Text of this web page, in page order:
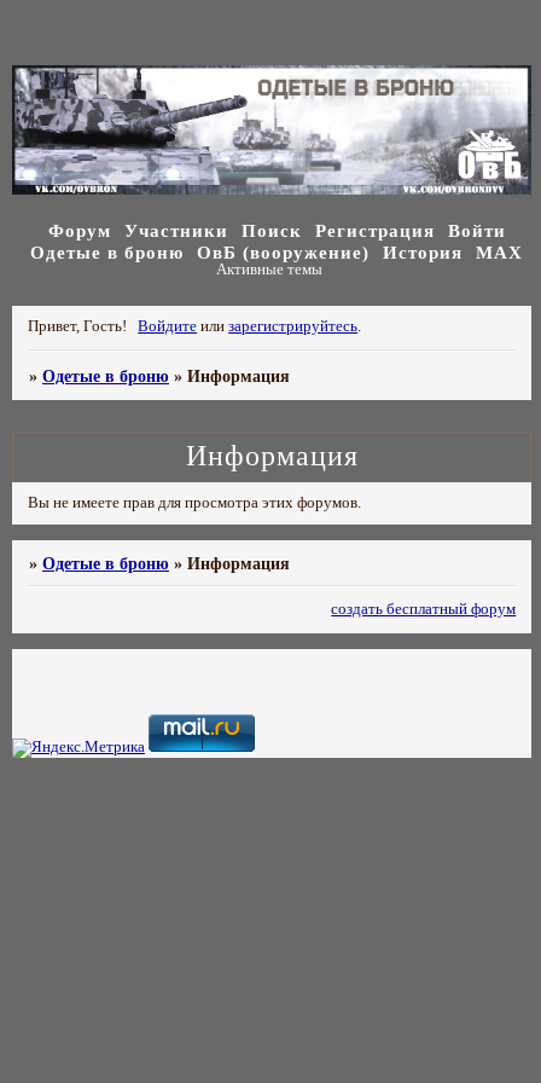
Форум Участники Поиск Регистрация
Войти
Одетые в броню
ОвБ (вооружение) История МАХ
Активные темы
Привет, Гость! Войдите илизарегистрируйтесь.
»Одетые в броню »Информация
Информация
Вы не имеете прав для просмотра этих форумов.
»Одетые в броню »Информация
создать бесплатный форум